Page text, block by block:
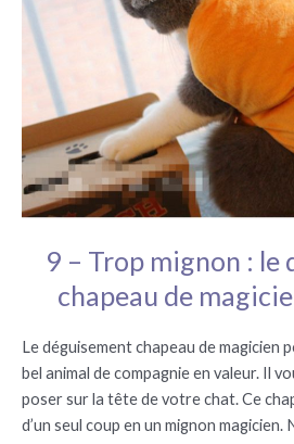
9 – Trop mignon : le
chapeau de
Le déguisement chapeau de
bel animal de compagnie en valeur. Il
poser sur la tête de votre chat. Ce
d’un seul coup en un mignon magicien.